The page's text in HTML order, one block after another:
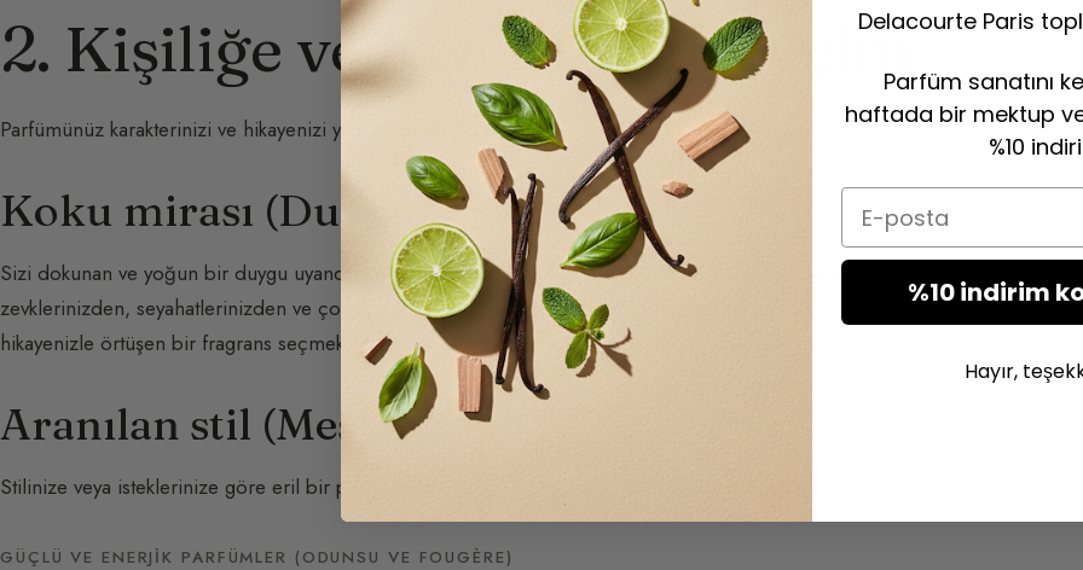
2. Kişiliğe ve Niyete Göre Seçim
Parfümünüz karakterinizi ve hikayenizi yansıtmalıdır. Bu seçimi yönlendiren iki temel etken vardır:
Koku mirası (Duygu)
Sizi dokunan ve yoğun bir duygu uyandıran bir parfüm, çoğunluklakoku mirasınızla
bağlantılıdır. Koku mirası;
zevklerinizden, seyahatlerinizden ve çocukluk anılarınızdan bellekte kökleşmiş tüm kokuları kapsar. Kişisel
hikayenizle örtüşen bir fragrans seçmek, gerçekten size uygun bir parfüm bulmanızı sağlar.
Aranılan stil (Mesaj)
Stilinize veya isteklerinize göre eril bir parfüm seçerken yönlenmenizi sağlayacak büyük kategoriler:
GÜÇLÜ VE ENERJIK PARFÜMLER (ODUNSU VE FOUGÈRE)
Delacourte Paris
Parfüm sanatını
haftada bir mektup
%10
Email
%10 indirim
Hayır,